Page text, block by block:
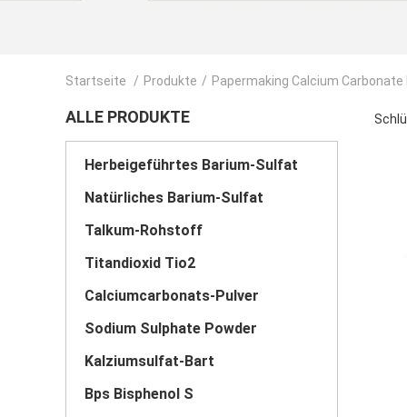
Startseite / Produkte / Papermaking Calcium Carbonate
ALLE PRODUKTE
Herbeigeführtes Barium-Sulfat
Natürliches Barium-Sulfat
Talkum-Rohstoff
Titandioxid Tio2
Calciumcarbonats-Pulver
Sodium Sulphate Powder
Kalziumsulfat-Bart
Bps Bisphenol S